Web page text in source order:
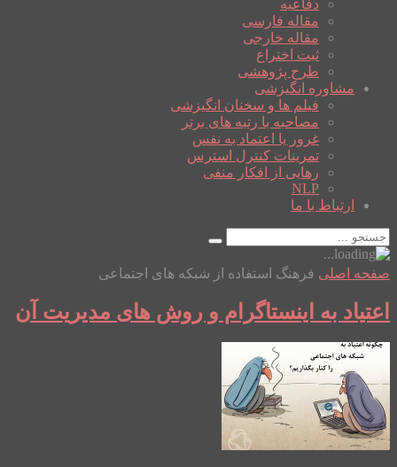
دفاعیه
مقاله فارسی
مقاله خارجی
ثبت اختراع
طرح پژوهشی
مشاوره انگیزشی
فیلم ها و سخنان انگیزشی
مصاحبه با رتبه های برتر
غرور یا اعتماد به نفس
تمرینات کنترل استرس
رهایی از افکار منفی
NLP
ارتباط با ما
صفحه اصلی فرهنگ استفاده از شبکه های اجتماعی
اعتیاد به اینستاگرام و روش های مدیریت آن